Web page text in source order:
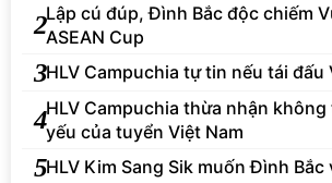
2Lập cú đúp, Đình Bắc độc chiếm
ASEAN Cup
3HLV Campuchia tự tin nếu tái đấu
4HLV Campuchia thừa nhận
yếu của tuyển Việt Nam
5HLV Kim Sang Sik muốn Đình